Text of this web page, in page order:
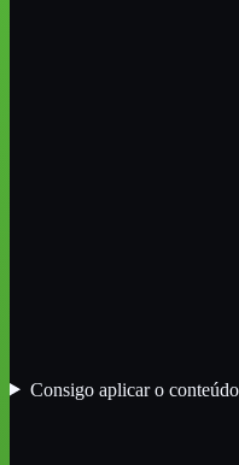
Consigo aplicar o